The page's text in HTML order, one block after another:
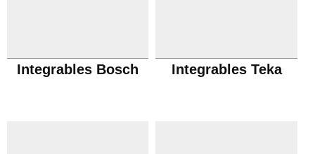
Integrables Bosch Integrables Teka